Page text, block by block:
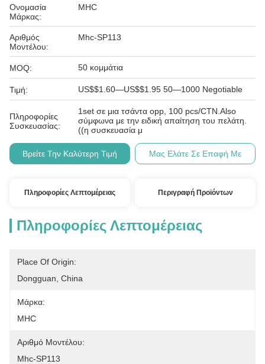
Ονομασία
Μάρκας:
MHC
Αριθμός
Μοντέλου:
Mhc-SP113
MOQ: 50 κομμάτια
Τιμή: US$$1.60—US$$1.95 50—1000 Negotiable
Πληροφορίες
Συσκευασίας:
1set σε μια τσάντα opp, 100 pcs/CTN.Also
σύμφωνα με την ειδική απαίτηση του πελάτη.
((η συσκευασία μ
Βρείτε Την Καλύτερη Τιμή Μας Ελάτε Σε Επαφή Με
Πληροφορίες Λεπτομέρειας Περιγραφή Προϊόντων
Πληροφορίες Λεπτομέρειας
Place Of Origin:
Dongguan, China
Μάρκα:
MHC
Αριθμό Μοντέλου:
Mhc-SP113